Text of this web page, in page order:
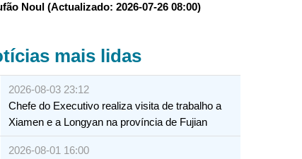
Noul (Actualizado: 2026-07-26 08:00)
mais lidas
2026-08-03 23:12
Chefe do Executivo realiza visita de trabalho a
Xiamen e a Longyan na província de Fujian
2026-08-01 16:00